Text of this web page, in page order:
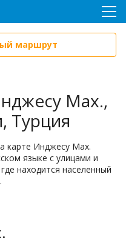
маршрут
Мах.,
Турция
карте Инджесу Мах.
языке с улицами и
находится населенный